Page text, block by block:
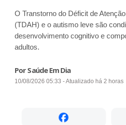
O Transtorno do Déficit de
(TDAH) e o autismo leve são
desenvolvimento cognitivo e
adultos.
Por Saúde Em Dia
10/08/2026 05:33 - Atualizado há 2 horas